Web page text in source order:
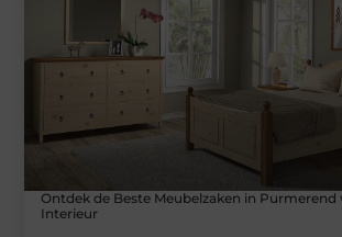
Ontdek de Beste Meubelzaken in
Interieur